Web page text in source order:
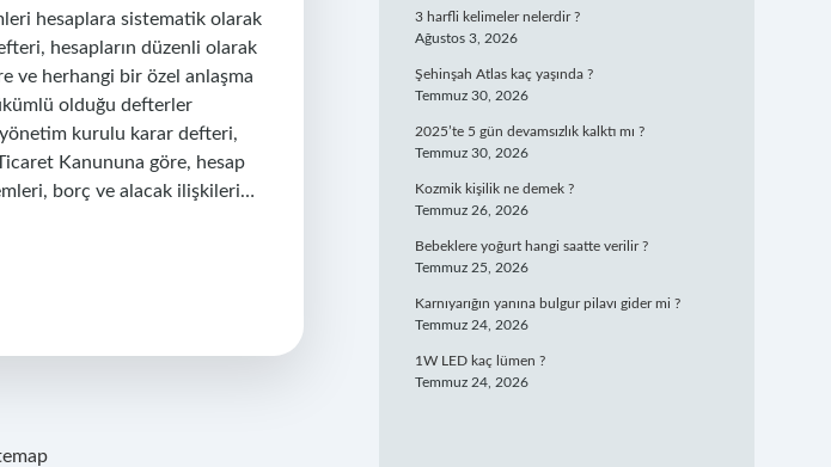
hesaplara sistematik olarak
hesapların düzenli olarak
ve herhangi bir özel anlaşma
olduğu defterler
kurulu karar defteri,
Kanununa göre, hesap
borç ve alacak ilişkileri…
3 harfli kelimeler nelerdir ?
Ağustos 3, 2026
Şehinşah Atlas kaç yaşında ?
Temmuz 30, 2026
2025’te 5 gün devamsızlık kalktı mı ?
Temmuz 30, 2026
Kozmik kişilik ne demek ?
Temmuz 26, 2026
Bebeklere yoğurt hangi saatte verilir ?
Temmuz 25, 2026
Karnıyarığın yanına bulgur pilavı gider mi ?
Temmuz 24, 2026
1W LED kaç lümen ?
Temmuz 24, 2026